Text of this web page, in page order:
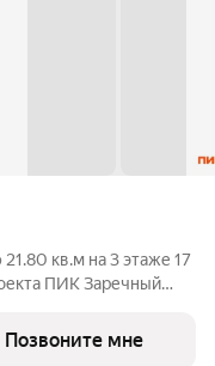
кв.м на 3 этаже 17
ПИК Заречный
с отделкой. Жилой
Позвоните мне